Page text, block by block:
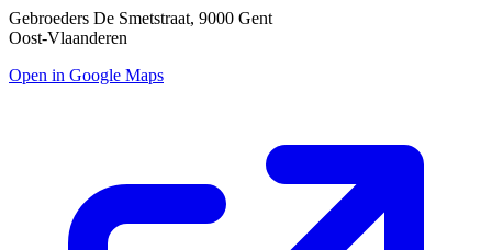
Gebroeders De Smetstraat, 9000 Gent
Oost-Vlaanderen
Open in Google Maps